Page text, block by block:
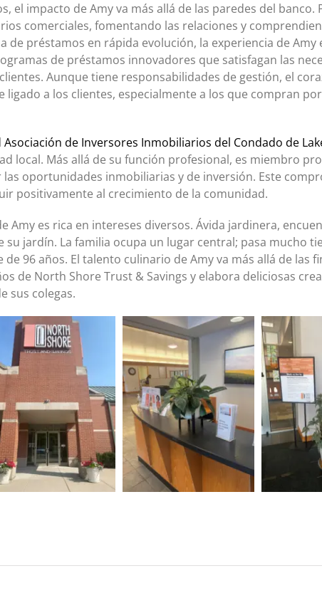
el impacto de Amy va más allá de las paredes del banco.
comerciales, fomentando las relaciones y
de préstamos en rápida evolución, la experiencia de Amy
de préstamos innovadores que satisfagan las
Aunque tiene responsabilidades de gestión, el
ligado a los clientes, especialmente a los que compran
Asociación de Inversores Inmobiliarios del Condado de
local. Más allá de su función profesional, es miembro
oportunidades inmobiliarias y de inversión. Este
positivamente al crecimiento de la comunidad.
Amy es rica en intereses diversos. Ávida jardinera,
su jardín. La familia ocupa un lugar central; pasa mucho
96 años. El talento culinario de Amy va más allá de las
de North Shore Trust & Savings y elabora deliciosas
sus colegas.